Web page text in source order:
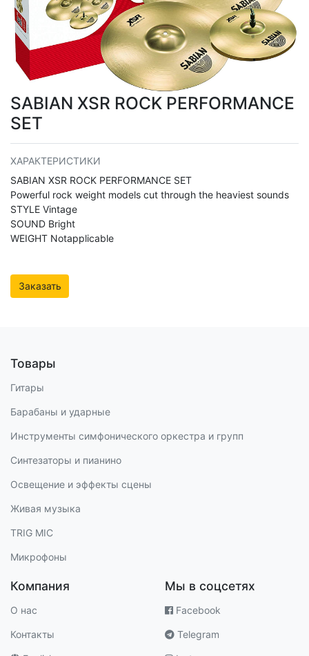
SABIAN XSR ROCK PERFORMANCE
SET
ХАРАКТЕРИСТИКИ
SABIAN XSR ROCK PERFORMANCE SET
Powerful rock weight models cut through the heaviest sounds
STYLE Vintage
SOUND Bright
WEIGHT Notapplicable
Заказать
Товары
Гитары
Барабаны и ударные
Инструменты симфонического оркестра и групп
Синтезаторы и пианино
Освещение и эффекты сцены
Живая музыка
TRIG MIC
Микрофоны
Компания
О нас
Контакты
Мы в соцсетях
Facebook
Telegram